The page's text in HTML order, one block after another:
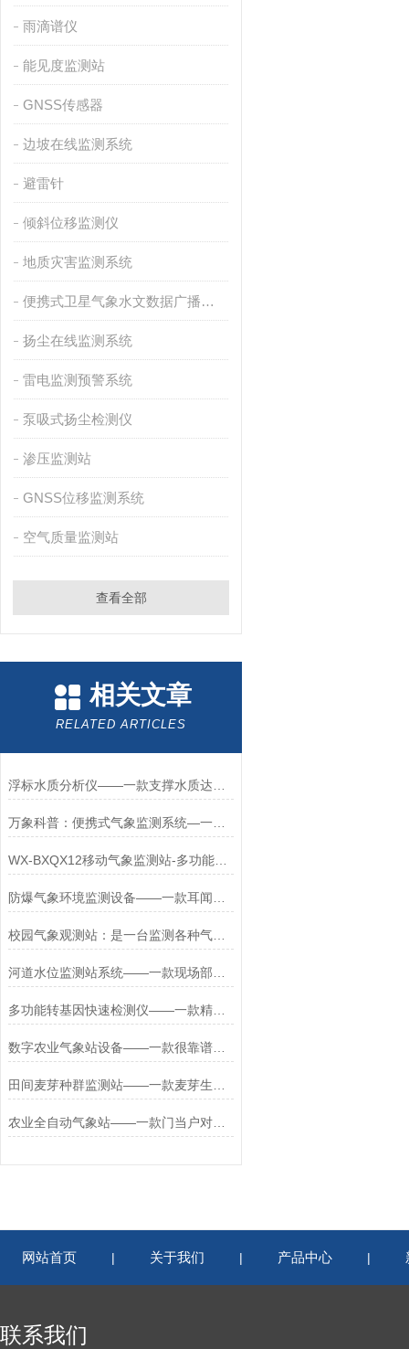
雨滴谱仪
能见度监测站
GNSS传感器
边坡在线监测系统
避雷针
倾斜位移监测仪
地质灾害监测系统
便携式卫星气象水文数据广播接收设备
扬尘在线监测系统
雷电监测预警系统
泵吸式扬尘检测仪
渗压监测站
GNSS位移监测系统
空气质量监测站
查看全部
相关文章
RELATED ARTICLES
万象科普：便携式气象监测系统—一款妙不可言的便携式手持气象仪#2024*（
WX-BXQX12移动气象监测站-多功能便携气象观察站
校园气象观测站：是一台监测各种气象数据的（校园自动气象站）
多功能转基因快速检测仪——一款精准捕捉的转基因粮食作物检测仪2026+派+送
数字农业气象站设备——一款很靠谱智慧农业气象监测系统#2023已更新
农业全自动气象站——一款门当户对的农业小型气象站厂家
网站首页 | 关于我们 | 产品中心 |
联系我们